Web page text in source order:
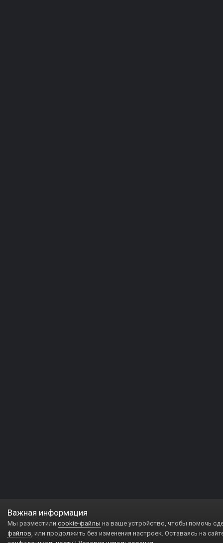
Важная информация
Мы разместили cookie-файлы на ваше устройство, чтобы помочь
файлов, или продолжить без изменения настроек. Оставаясь на